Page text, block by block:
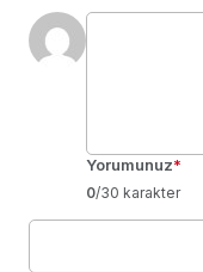
Yorumunuz*
0/30 karakter